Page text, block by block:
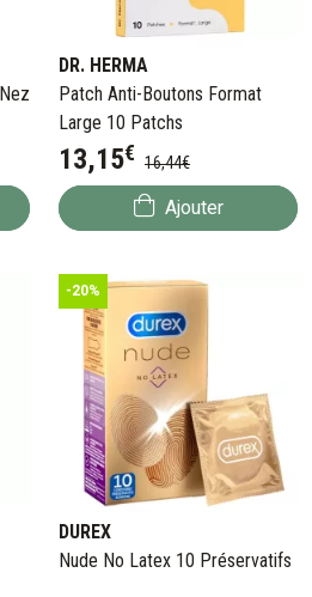
DR. HERMA
Patch Anti-Boutons Format
Large 10 Patchs
13,15€ 16,44€
Ajouter
-20%
DUREX
Nude No Latex 10 Préservatifs